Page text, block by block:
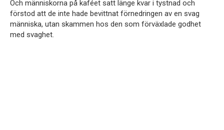
Och människorna på kaféet satt länge kvar i tystnad och
förstod att de inte hade bevittnat förnedringen av en svag
människa, utan skammen hos den som förväxlade godhet
med svaghet.